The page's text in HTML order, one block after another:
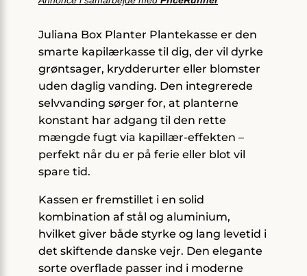
Juliana Box Planter Plantekasse er den
smarte kapilærkasse til dig, der vil dyrke
grøntsager, krydderurter eller blomster
uden daglig vanding. Den integrerede
selvvanding sørger for, at planterne
konstant har adgang til den rette
mængde fugt via kapillær-effekten –
perfekt når du er på ferie eller blot vil
spare tid.
Kassen er fremstillet i en solid
kombination af stål og aluminium,
hvilket giver både styrke og lang levetid i
det skiftende danske vejr. Den elegante
sorte overflade passer ind i moderne